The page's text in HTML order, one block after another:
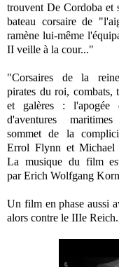
trouvent De Cordoba et
bateau corsaire de
ramène lui-même
II veille à la cour..."
"Corsaires de la
pirates du roi, combats,
et galères : l'apogée
d'aventures
sommet de la
Errol Flynn et Michael
La musique du film
par Erich Wolfgang
Un film en phase aussi
alors contre le IIIe Reich.